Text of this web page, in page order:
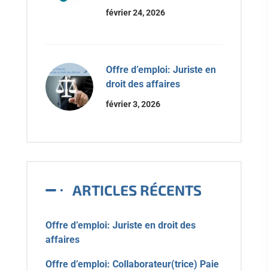
février 24, 2026
Offre d’emploi: Juriste en
droit des affaires
février 3, 2026
ARTICLES RÉCENTS
Offre d’emploi: Juriste en droit des
affaires
Offre d’emploi: Collaborateur(trice) Paie